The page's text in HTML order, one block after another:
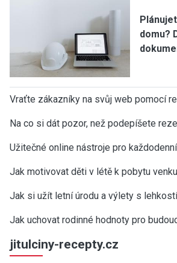
domu?
Vraťte zákazníky na svůj web pomocí
Na co si dát pozor, než podepíšete
Užitečné online nástroje pro
Jak motivovat děti v létě k pobytu
Jak si užít letní úrodu a výlety s lehkostí
Jak uchovat rodinné hodnoty pro
jitulciny-recepty.cz